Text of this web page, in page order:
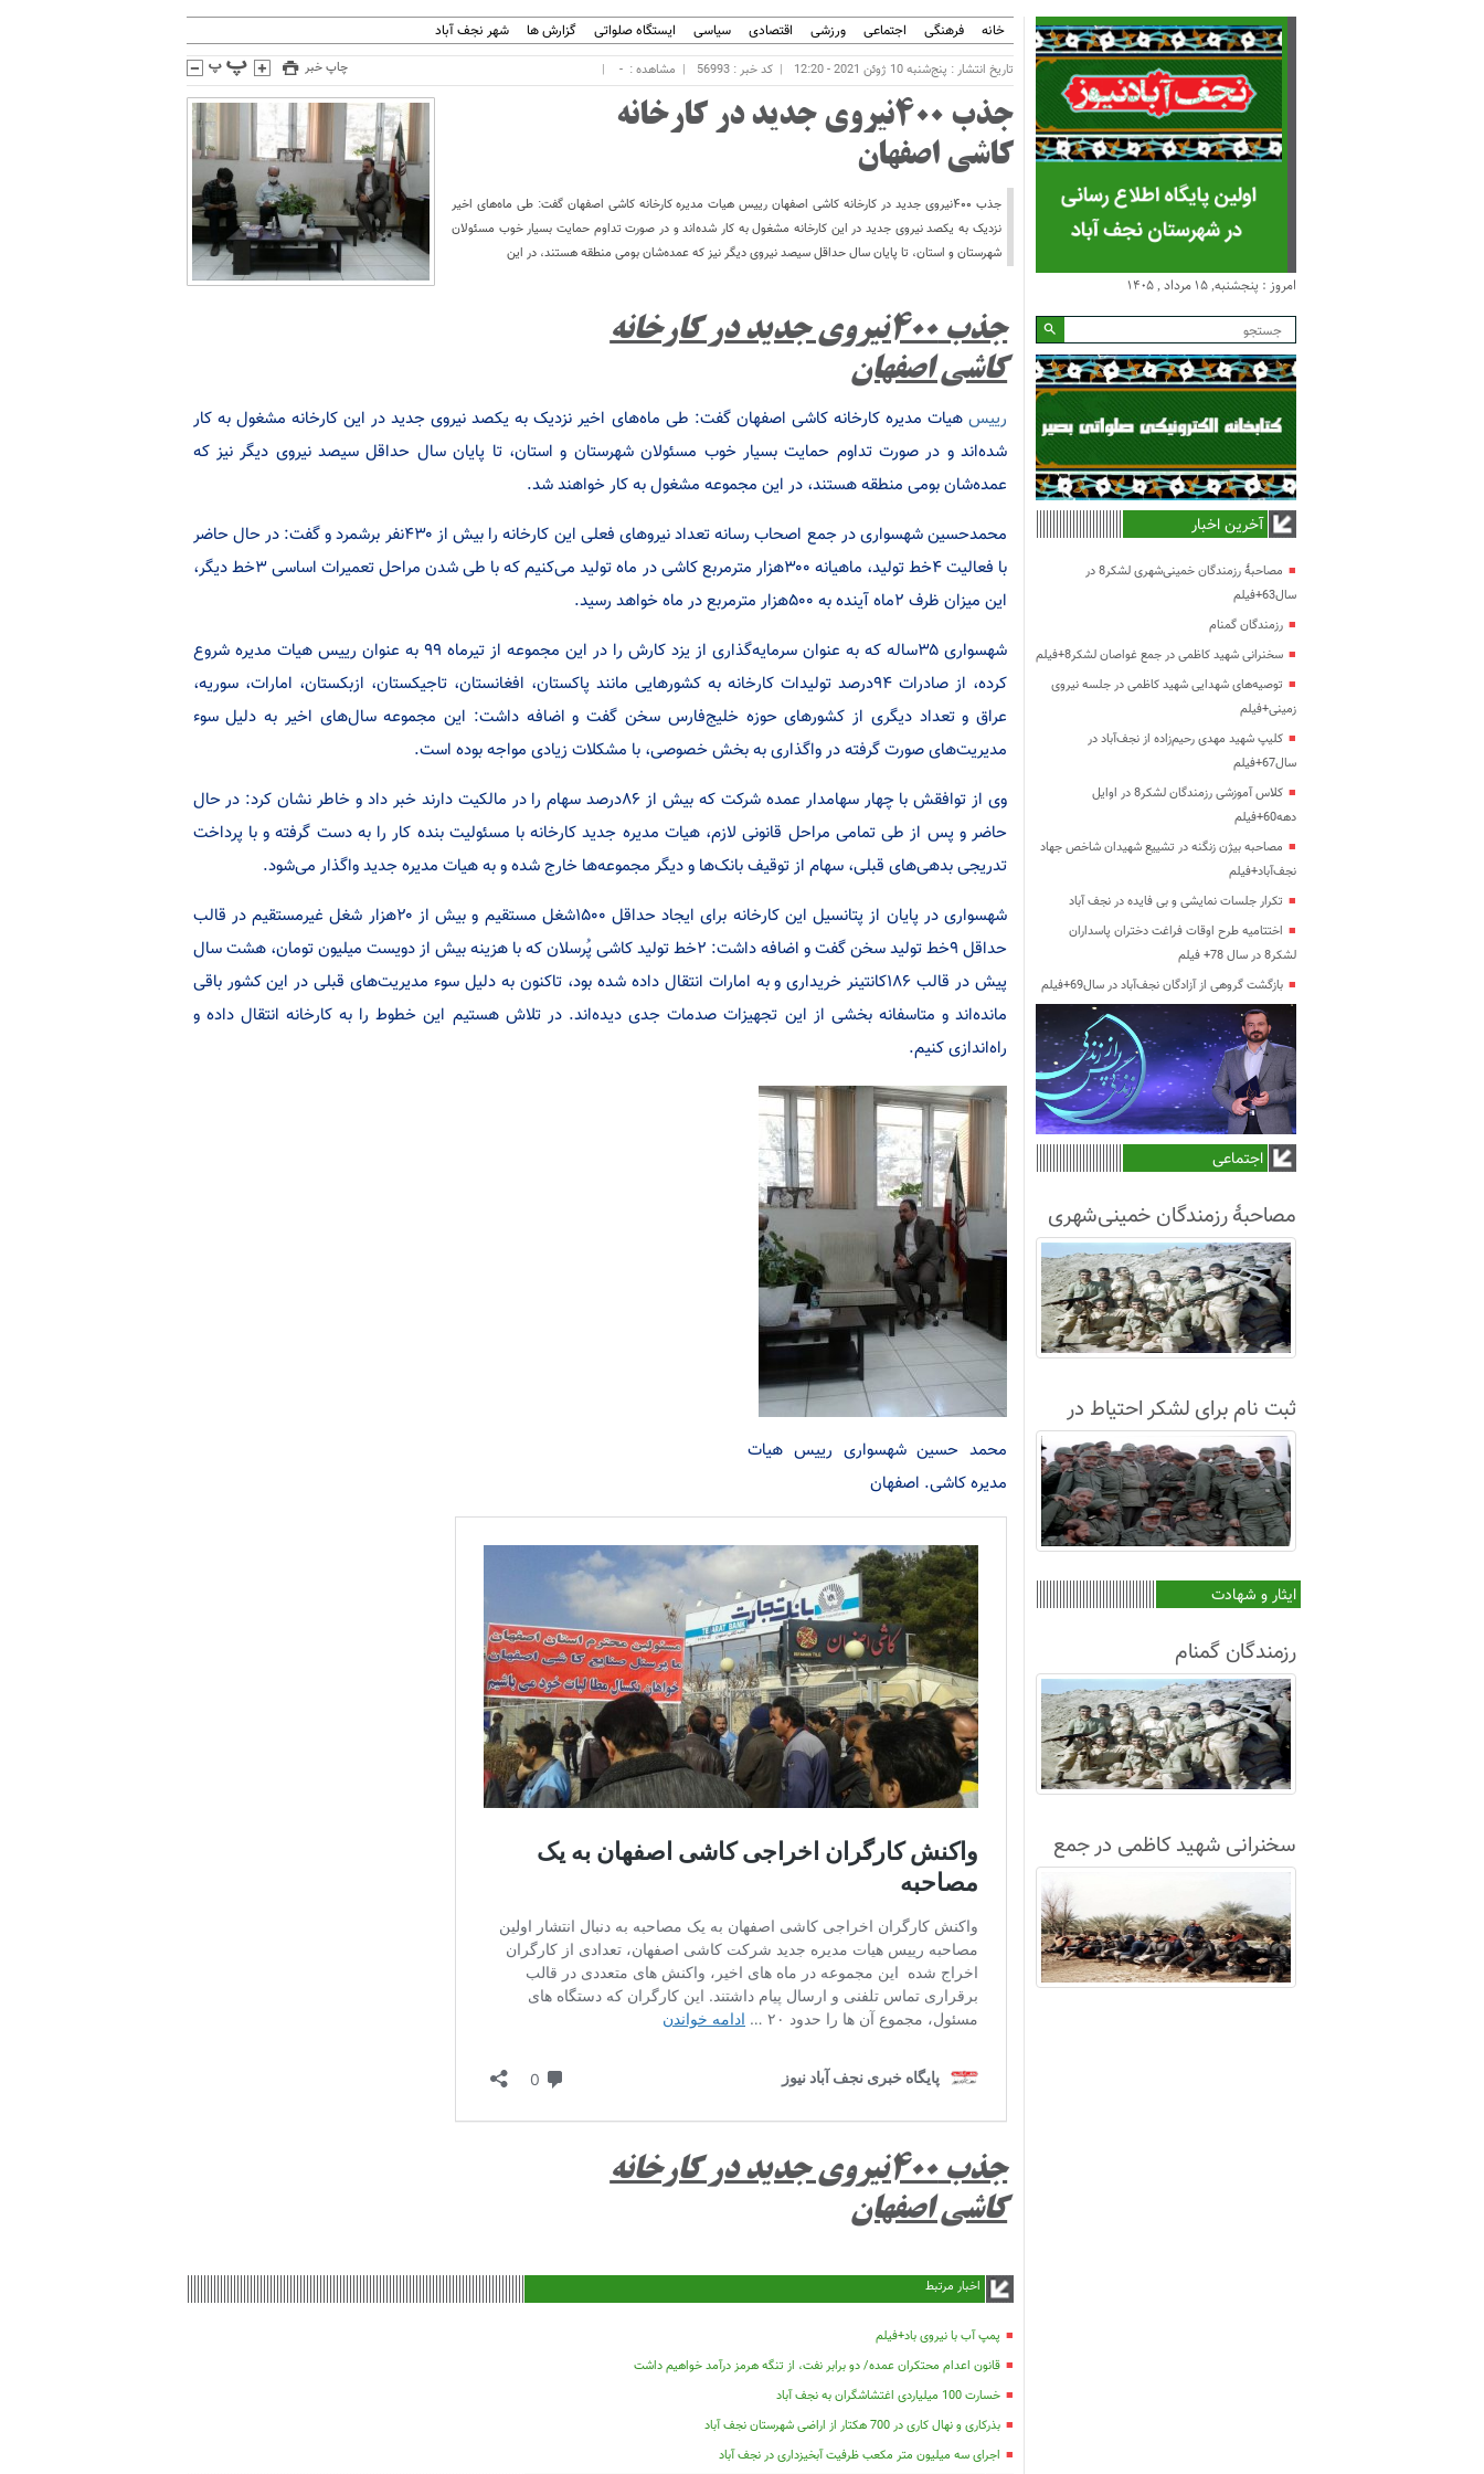
خانه فرهنگی اجتماعی ورزشی اقتصادی سیاسی ایستگاه صلواتی گزارش ها شهر نجف آباد
تاریخ انتشار : پنج‌شنبه 10 ژوئن 2021 - 12:20 کد خبر : 56993 مشاهده : - چاپ خبر
جذب ۴۰۰نیروی جدید در کارخانه
کاشی اصفهان
جذب ۴۰۰نیروی جدید در کارخانه کاشی اصفهان رییس هیات مدیره کارخانه کاشی اصفهان گفت: طی ماه‌های اخیر
نزدیک به یکصد نیروی جدید در این کارخانه مشغول به کار شده‌اند و در صورت تداوم حمایت بسیار خوب مسئولان
شهرستان و استان، تا پایان سال حداقل سیصد نیروی دیگر نیز که عمده‌شان بومی منطقه هستند، در این
جذب ۴۰۰نیروی جدید در کارخانه
کاشی اصفهان
رییسهیات مدیره کارخانه کاشی اصفهان گفت: طی ماه‌های اخیر نزدیک به یکصد نیروی جدید در این کارخانه مشغول به کار
شده‌اند و در صورت تداوم حمایت بسیار خوب مسئولان شهرستان و استان، تا پایان سال حداقل سیصد نیروی دیگر نیز که
عمده‌شان بومی منطقه هستند، در این مجموعه مشغول به کار خواهند شد.
محمد‌حسین شهسواری در جمع اصحاب رسانه تعداد نیروهای فعلی این کارخانه را بیش از ۴۳۰نفر برشمرد و گفت: در حال حاضر
با فعالیت ۴خط تولید، ماهیانه ۳۰۰هزار مترمربع کاشی در ماه تولید می‌کنیم که با طی شدن مراحل تعمیرات اساسی ۳خط دیگر،
این میزان ظرف ۲ماه آینده به ۵۰۰هزار مترمربع در ماه خواهد رسید.
شهسواری ۳۵ساله که به عنوان سرمایه‌گذاری از یزد کارش را در این مجموعه از تیرماه ۹۹ به عنوان رییس هیات مدیره شروع
کرده، از صادرات ۹۴درصد تولیدات کارخانه به کشورهایی مانند پاکستان، افغانستان، تاجیکستان، ازبکستان، امارات، سوریه،
عراق و تعداد دیگری از کشورهای حوزه خلیج‌فارس سخن گفت و اضافه داشت: این مجموعه سال‌های اخیر به دلیل سوء
مدیریت‌های صورت گرفته در واگذاری به بخش خصوصی، با مشکلات زیادی مواجه بوده است.
وی از توافقش با چهار سهامدار عمده شرکت که بیش از ۸۶درصد سهام را در مالکیت دارند خبر داد و خاطر نشان کرد: در حال
حاضر و پس از طی تمامی مراحل قانونی لازم، هیات مدیره جدید کارخانه با مسئولیت بنده کار را به دست گرفته و با پرداخت
تدریجی بدهی‌های قبلی، سهام از توقیف بانک‌ها و دیگر مجموعه‌ها خارج شده و به هیات مدیره جدید واگذار می‌شود.
شهسواری در پایان از پتانسیل این کارخانه برای ایجاد حداقل ۱۵۰۰شغل مستقیم و بیش از ۲۰هزار شغل غیرمستقیم در قالب
حداقل ۹خط تولید سخن گفت و اضافه داشت: ۲خط تولید کاشی پُرسلان که با هزینه بیش از دویست میلیون تومان، هشت سال
پیش در قالب ۱۸۶کانتینر خریداری و به امارات انتقال داده شده بود، تاکنون به دلیل سوء مدیریت‌های قبلی در این کشور باقی
مانده‌اند و متاسفانه بخشی از این تجهیزات صدمات جدی دیده‌اند. در تلاش هستیم این خطوط را به کارخانه انتقال داده و
راه‌اندازی کنیم.
محمد حسین شهسواری رییس هیات
مدیره کاشی. اصفهان
جذب ۴۰۰نیروی جدید در کارخانه
کاشی اصفهان
اخبار مرتبط
پمپ آب با نیروی باد+فیلم
قانون اعدام محتکران عمده/ دو برابر نفت، از تنگه هرمز درآمد خواهیم داشت
خسارت 100 میلیاردی اغتشاشگران به نجف آباد
بذرکاری و نهال کاری در 700 هکتار از اراضی شهرستان نجف آباد
اجرای سه میلیون متر مکعب ظرفیت آبخیزداری در نجف آباد
امروز : پنجشنبه, ۱۵ مرداد , ۱۴۰۵
آخرین اخبار
مصاحبۀ رزمندگان خمینی‌شهری لشکر8 در
سال63+فیلم
رزمندگان گمنام
سخنرانی شهید کاظمی در جمع غواصان لشکر8+فیلم
توصیه‌های شهدایی شهید کاظمی در جلسه نیروی
زمینی+فیلم
کلیپ شهید مهدی رحیم‌زاده از نجف‌آباد در
سال67+فیلم
کلاس آموزشی رزمندگان لشکر8 در اوایل
دهه60+فیلم
مصاحبه بیژن زنگنه در تشییع شهیدان شاخص جهاد
نجف‌آباد+فیلم
تکرار جلسات نمایشی و بی فایده در نجف آباد
اختتامیه طرح اوقات فراغت دختران پاسداران
لشکر8 در سال 78+ فیلم
بازگشت گروهی از آزادگان نجف‌آباد در سال69+فیلم
اجتماعی
مصاحبۀ رزمندگان خمینی‌شهری
لشکر8 در سال63+فیلم
ثبت نام برای لشکر احتیاط در
نجف آباد
ایثار و شهادت
رزمندگان گمنام
سخنرانی شهید کاظمی در جمع
غواصان لشکر8+فیلم